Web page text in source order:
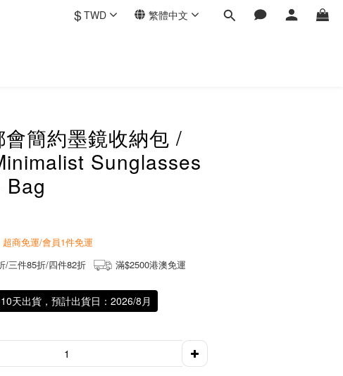
$TWD 繁體中文
簡約墨鏡收納包 /
Sunglasses
Bag
商免運/會員1件免運
/三件85折/四件82折
滿$2500港澳免運
天出貨，預計出貨日：2026/8月